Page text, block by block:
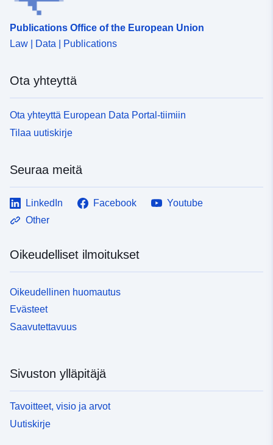
Publications Office of the European Union
Law | Data | Publications
Ota yhteyttä
Ota yhteyttä European Data Portal-tiimiin
Tilaa uutiskirje
Seuraa meitä
LinkedIn Facebook
Youtube
Other
Oikeudelliset ilmoitukset
Oikeudellinen huomautus
Evästeet
Saavutettavuus
Sivuston ylläpitäjä
Tavoitteet, visio ja arvot
Uutiskirje